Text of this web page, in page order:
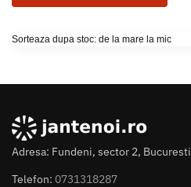
Adresa: Fundeni, sector 2, Bucuresti
Telefon: 0731318287